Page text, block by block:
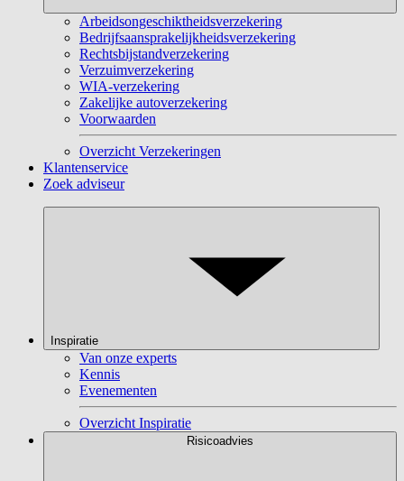
Arbeidsongeschiktheidsverzekering
Bedrijfsaansprakelijkheidsverzekering
Rechtsbijstandverzekering
Verzuimverzekering
WIA-verzekering
Zakelijke autoverzekering
Voorwaarden
Overzicht Verzekeringen
Klantenservice
Zoek adviseur
Inspiratie
Van onze experts
Kennis
Evenementen
Overzicht Inspiratie
Risicoadvies